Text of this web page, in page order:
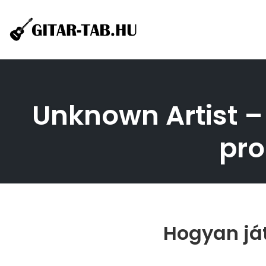
Unknown Artist
Hogyan